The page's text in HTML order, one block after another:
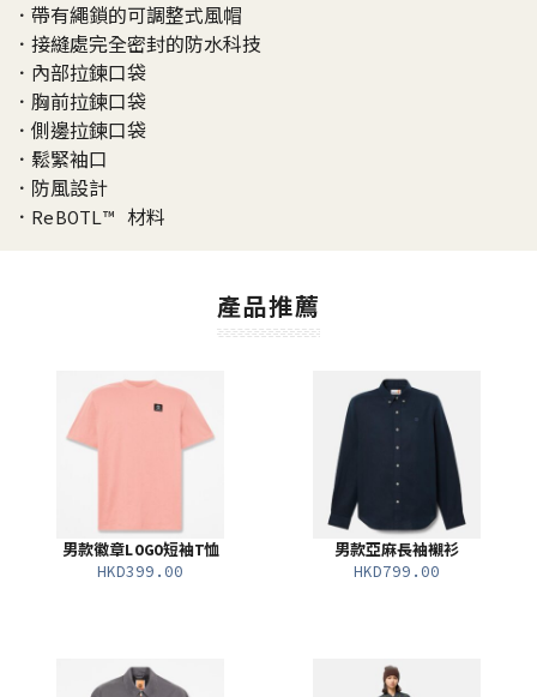
．帶有繩鎖的可調整式風帽
．接縫處完全密封的防水科技
．內部拉鍊口袋
．胸前拉鍊口袋
．側邊拉鍊口袋
．鬆緊袖口
．防風設計
．ReBOTL™ 材料
產品推薦
男款徽章LOGO短袖T恤
HKD399.00
男款亞麻長袖襯衫
HKD799.00